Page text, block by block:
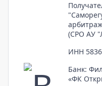
(СРО АУ
ИНН
Банк:
«ФК